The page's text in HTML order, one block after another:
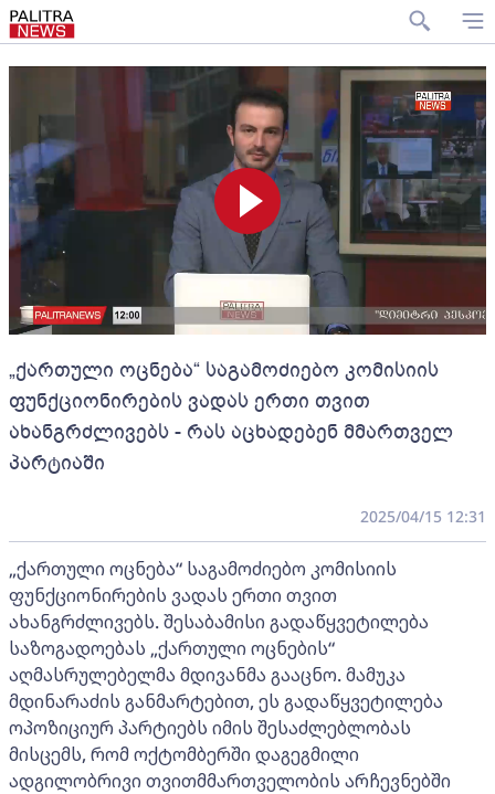
„ქართული ოცნება“ საგამოძიებო კომისიის
ფუნქციონირების ვადას ერთი თვით
ახანგრძლივებს - რას აცხადებენ მმართველ
პარტიაში
2025/04/15 12:31
„ქართული ოცნება“ საგამოძიებო კომისიის
ფუნქციონირების ვადას ერთი თვით
ახანგრძლივებს. შესაბამისი გადაწყვეტილება
საზოგადოებას „ქართული ოცნების“
აღმასრულებელმა მდივანმა გააცნო. მამუკა
მდინარაძის განმარტებით, ეს გადაწყვეტილება
ოპოზიციურ პარტიებს იმის შესაძლებლობას
მისცემს, რომ ოქტომბერში დაგეგმილი
ადგილობრივი თვითმმართველობის არჩევნებში